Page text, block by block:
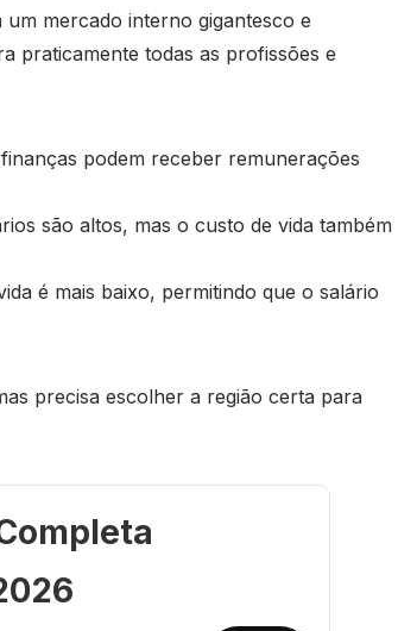
mercado interno gigantesco e
praticamente todas as profissões e
podem receber remunerações
são altos, mas o custo de vida também
é mais baixo, permitindo que o salário
precisa escolher a região certa para